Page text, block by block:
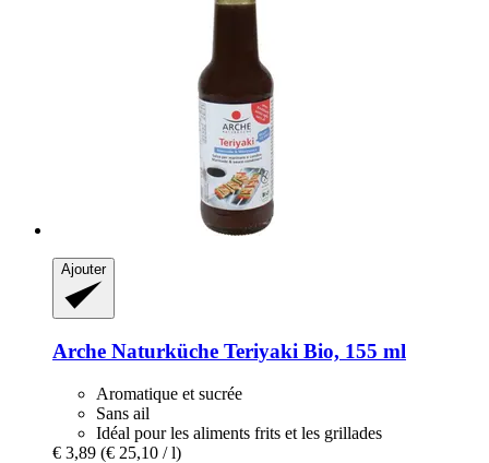
Ajouter
Arche Naturküche Teriyaki Bio, 155 ml
Aromatique et sucrée
Sans ail
Idéal pour les aliments frits et les grillades
€ 3,89 (€ 25,10 / l)